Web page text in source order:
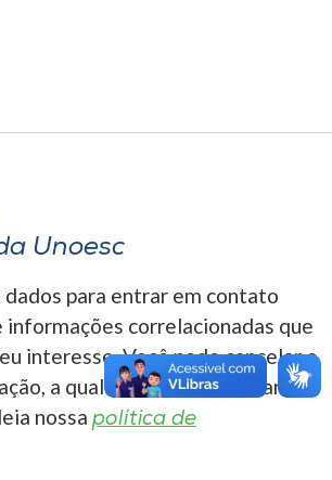
Unoesc
dados para entrar em contato
informações correlacionadas que
interesse. Você pode cancelar o
a qualquer momento. Para
nossa política de